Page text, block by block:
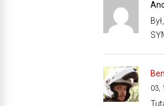
03,